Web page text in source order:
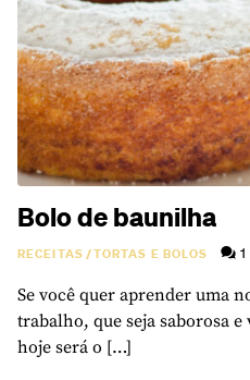
Bolo de baunilha
RECEITAS/TORTAS E BOLOS 1
Se você quer aprender uma
trabalho, que seja saborosa e
hoje será o […]